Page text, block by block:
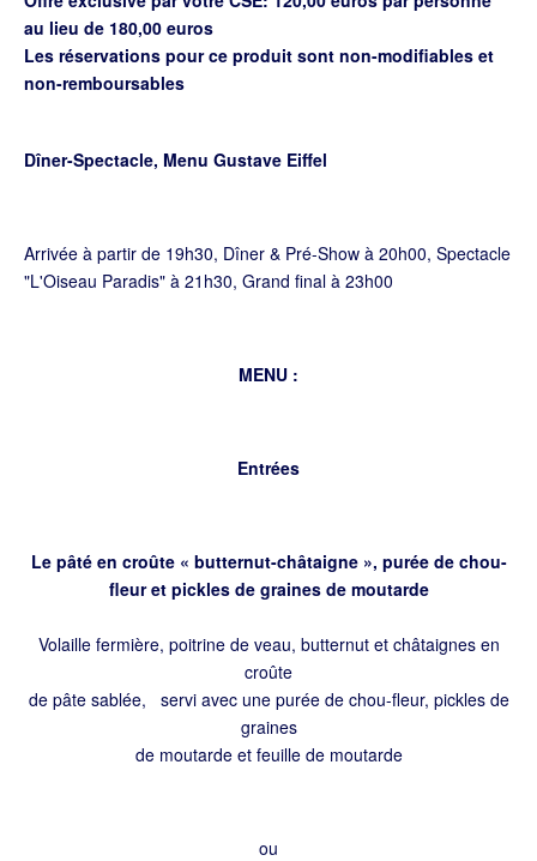
au lieu de 180,00 euros
Les réservations pour ce produit sont non-modifiables et
non-remboursables
Dîner-Spectacle, Menu Gustave Eiffel
Arrivée à partir de 19h30, Dîner & Pré-Show à 20h00, Spectacle
"L'Oiseau Paradis" à 21h30, Grand final à 23h00
MENU :
Entrées
Le pâté en croûte « butternut-châtaigne », purée de chou-
fleur et pickles de graines de moutarde
Volaille fermière, poitrine de veau, butternut et châtaignes en
croûte
de pâte sablée, servi avec une purée de chou-fleur, pickles de
graines
de moutarde et feuille de moutarde
ou